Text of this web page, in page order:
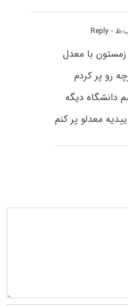
- Reply
با معدل
رو پر کردم
دانشگاه دیگه
معدلو پر کنم